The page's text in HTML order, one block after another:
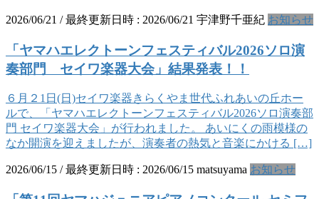
2026/06/21 / 最終更新日時 : 2026/06/21 宇津野千亜紀 お知らせ
「ヤマハエレクトーンフェスティバル2026ソロ演
奏部門 セイワ楽器大会」結果発表！！
６月２1日(日)セイワ楽器きらくやま世代ふれあいの丘ホー
ルで、「ヤマハエレクトーンフェスティバル2026ソロ演奏部
門 セイワ楽器大会」が行われました。 あいにくの雨模様の
なか開演を迎えましたが、演奏者の熱気と音楽にかける […]
2026/06/15 / 最終更新日時 : 2026/06/15 matsuyama お知らせ